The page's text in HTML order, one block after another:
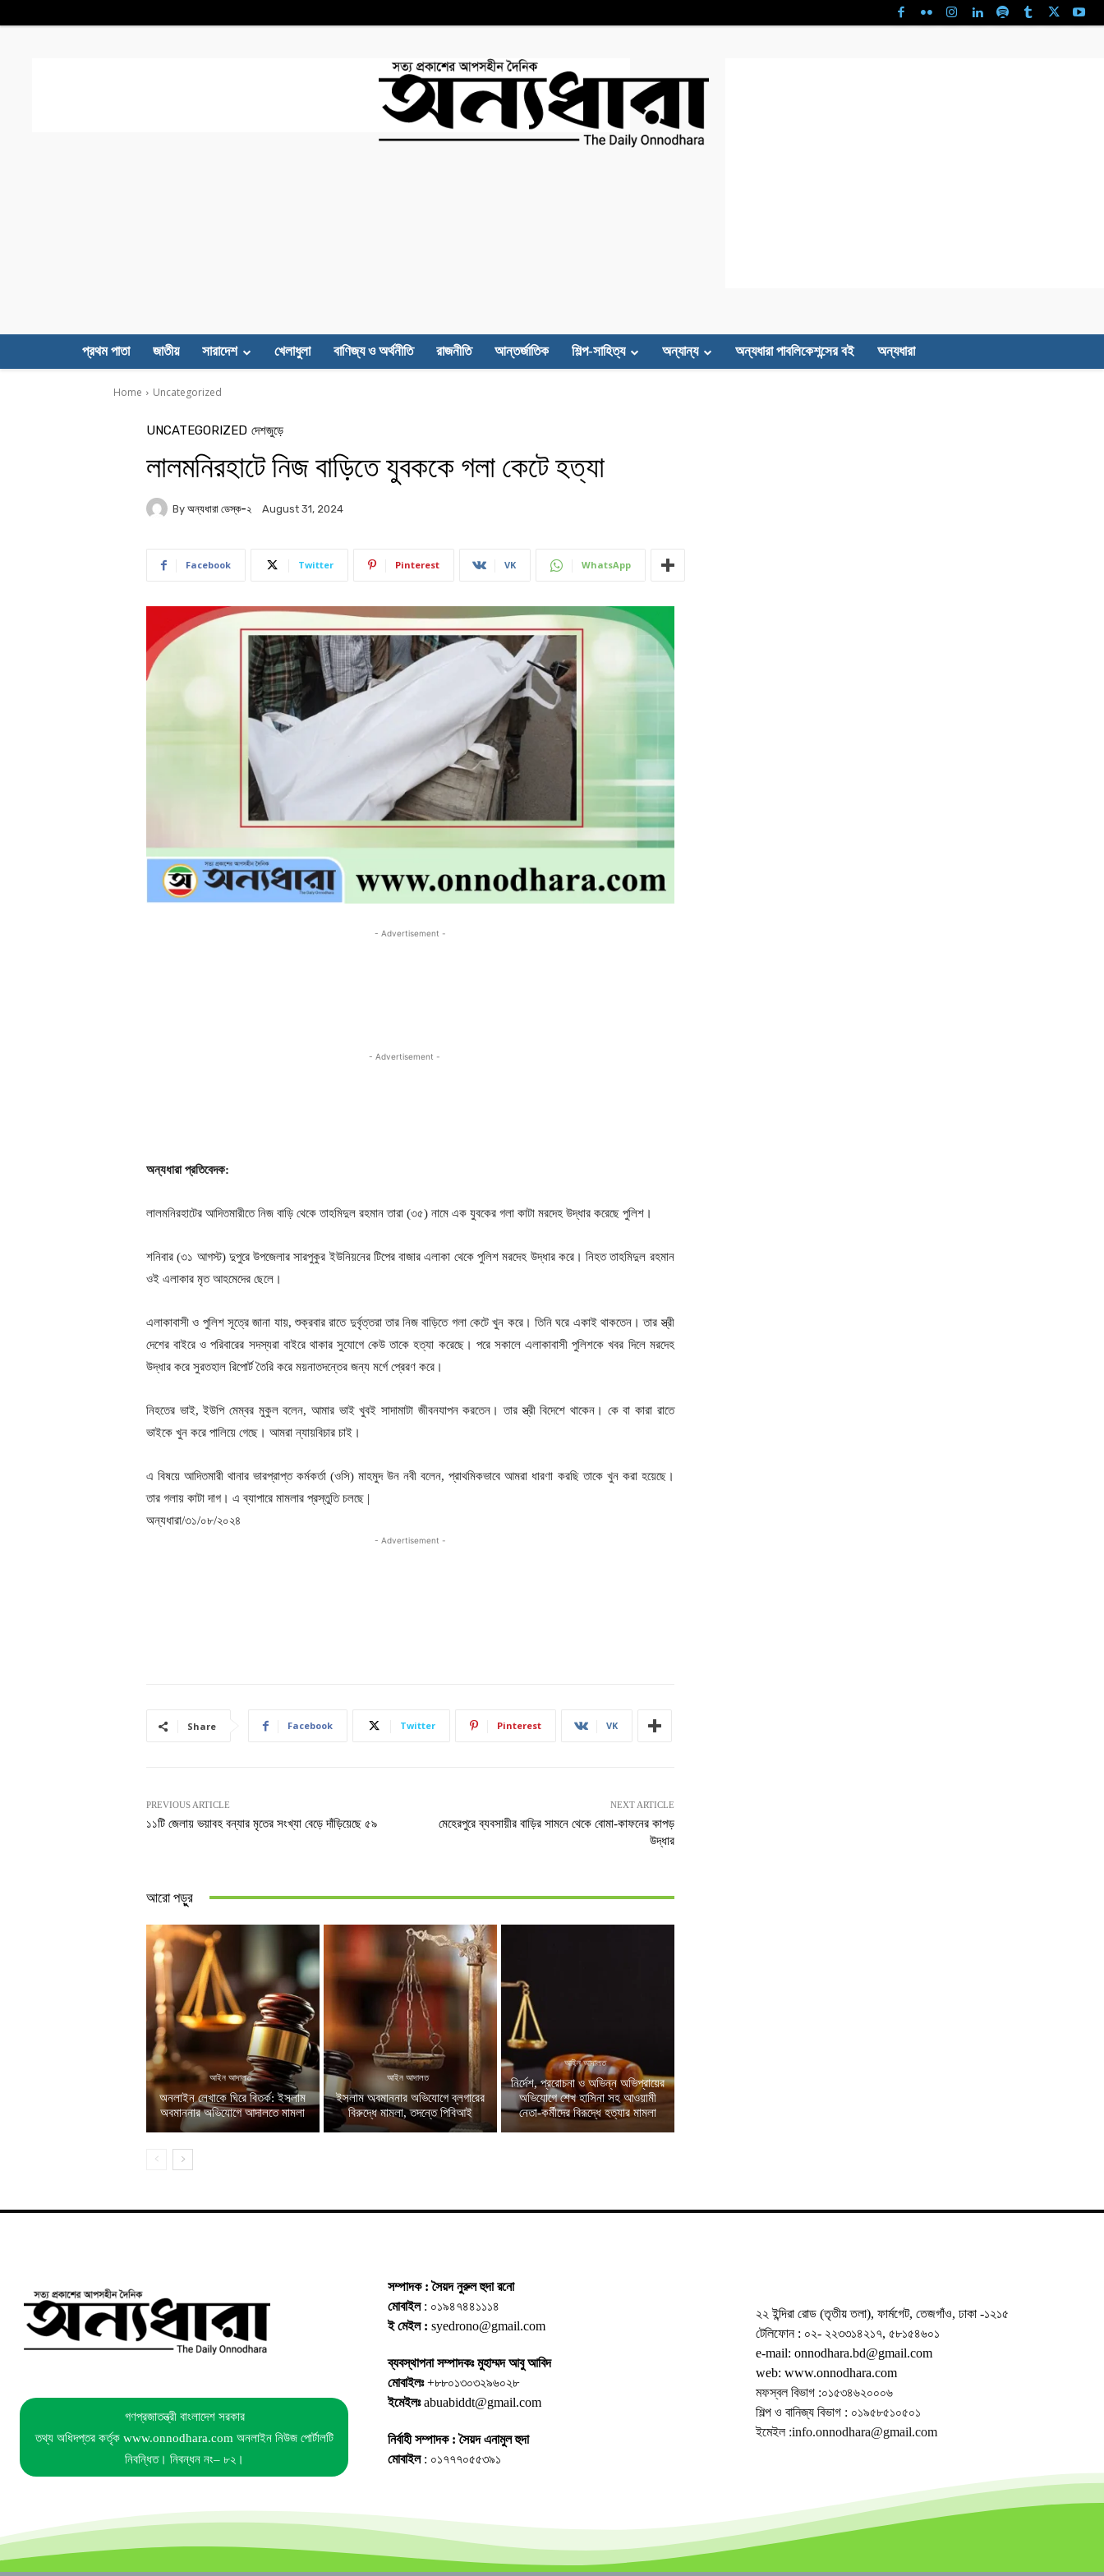
প্রথম পাতা জাতীয় সারাদেশ খেলাধুলা বাণিজ্য ও অর্থনীতি রাজনীতি আন্তর্জাতিক শিল্প-সাহিত্য অন্যান্য অন্যধারা পাবলিকেশন্সের বই অন্যধারা
Home Uncategorized
UNCATEGORIZED দেশজুড়ে
লালমনিরহাটে নিজ বাড়িতে যুবককে গলা কেটে হত্যা
By অন্যধারা ডেস্ক-২ August 31, 2024
Facebook Twitter Pinterest VK WhatsApp
- Advertisement -
- Advertisement -
অন্যধারা প্রতিবেদক:
লালমনিরহাটের আদিতমারীতে নিজ বাড়ি থেকে তাহমিদুল রহমান তারা (৩৫) নামে এক যুবকের গলা কাটা মরদেহ উদ্ধার করেছে পুলিশ।
শনিবার (৩১ আগস্ট) দুপুরে উপজেলার সারপুকুর ইউনিয়নের টিপের বাজার এলাকা থেকে পুলিশ মরদেহ উদ্ধার করে। নিহত তাহমিদুল রহমান
ওই এলাকার মৃত আহমেদের ছেলে।
এলাকাবাসী ও পুলিশ সূত্রে জানা যায়, শুক্রবার রাতে দুর্বৃত্তরা তার নিজ বাড়িতে গলা কেটে খুন করে। তিনি ঘরে একাই থাকতেন। তার স্ত্রী
দেশের বাইরে ও পরিবারের সদস্যরা বাইরে থাকার সুযোগে কেউ তাকে হত্যা করেছে। পরে সকালে এলাকাবাসী পুলিশকে খবর দিলে মরদেহ
উদ্ধার করে সুরতহাল রিপোর্ট তৈরি করে ময়নাতদন্তের জন্য মর্গে প্রেরণ করে।
নিহতের ভাই, ইউপি মেম্বর মুকুল বলেন, আমার ভাই খুবই সাদামাটা জীবনযাপন করতেন। তার স্ত্রী বিদেশে থাকেন। কে বা কারা রাতে
ভাইকে খুন করে পালিয়ে গেছে। আমরা ন্যায়বিচার চাই।
এ বিষয়ে আদিতমারী থানার ভারপ্রাপ্ত কর্মকর্তা (ওসি) মাহমুদ উন নবী বলেন, প্রাথমিকভাবে আমরা ধারণা করছি তাকে খুন করা হয়েছে।
তার গলায় কাটা দাগ। এ ব্যাপারে মামলার প্রস্তুতি চলছে |
অন্যধারা/৩১/০৮/২০২৪
- Advertisement -
Share Facebook Twitter Pinterest VK
PREVIOUS ARTICLE
১১টি জেলায় ভয়াবহ বন্যার মৃতের সংখ্যা বেড়ে দাঁড়িয়েছে ৫৯
NEXT ARTICLE
মেহেরপুরে ব্যবসায়ীর বাড়ির সামনে থেকে বোমা-কাফনের কাপড়
উদ্ধার
আরো পড়ুুর
আইন আদালত
অনলাইন লেখাকে ঘিরে বিতর্ক: ইসলাম
অবমাননার অভিযোগে আদালতে মামলা
আইন আদালত
ইসলাম অবমাননার অভিযোগে ব্লগারের
বিরুদ্ধে মামলা, তদন্তে পিবিআই
আইন আদালত
নির্দেশ, প্ররোচনা ও অভিন্ন অভিপ্রায়ের
অভিযোগে শেখ হাসিনা সহ আওয়ামী
নেতা-কর্মীদের বিরূদ্ধে হত্যার মামলা
গণপ্রজাতন্ত্রী বাংলাদেশ সরকার
তথ্য অধিদপ্তর কর্তৃক www.onnodhara.com অনলাইন নিউজ পোর্টালটি
নিবন্ধিত। নিবন্ধন নং– ৮২।
সম্পাদক : সৈয়দ নুরুল হুদা রনো
মোবাইল: ০১৯৪৭৪৪১১১৪
ই মেইল : syedrono@gmail.com
ব্যবস্থাপনা সম্পাদকঃ মুহাম্মদ আবু আবিদ
মোবাইলঃ+৮৮০১৩০৩২৯৬০২৮
ইমেইলঃabuabiddt@gmail.com
নির্বাহী সম্পাদক : সৈয়দ এনামুল হুদা
মোবাইল: ০১৭৭৭০৫৫৩৯১
২২ ইন্দিরা রোড (তৃতীয় তলা), ফার্মগেট, তেজগাঁও, ঢাকা -১২১৫
টেলিফোন : ০২- ২২৩৩১৪২১৭, ৫৮১৫৪৬০১
e-mail: onnodhara.bd@gmail.com
web: www.onnodhara.com
মফস্বল বিভাগ :০১৫৩৪৬২০০০৬
শিল্প ও বানিজ্য বিভাগ : ০১৯৫৮৫১০৫০১
ইমেইল :info.onnodhara@gmail.com